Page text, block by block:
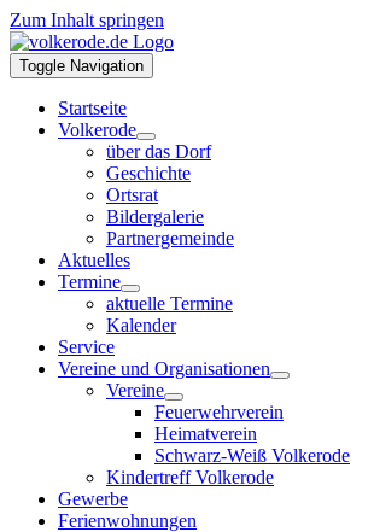
Zum Inhalt springen
Toggle Navigation
Startseite
Volkerode
über das Dorf
Geschichte
Ortsrat
Bildergalerie
Partnergemeinde
Aktuelles
Termine
aktuelle Termine
Kalender
Service
Vereine und Organisationen
Vereine
Feuerwehrverein
Heimatverein
Schwarz-Weiß Volkerode
Kindertreff Volkerode
Gewerbe
Ferienwohnungen